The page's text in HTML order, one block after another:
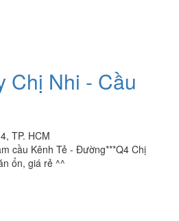
Chị Nhi - Cầu
TP. HCM
cầu Kênh Tẻ - Đường***Q4 Chị
ổn, giá rẻ ^^